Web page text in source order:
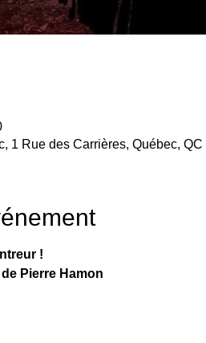
1 Rue des Carrières, Québec,
!
Pierre Hamon